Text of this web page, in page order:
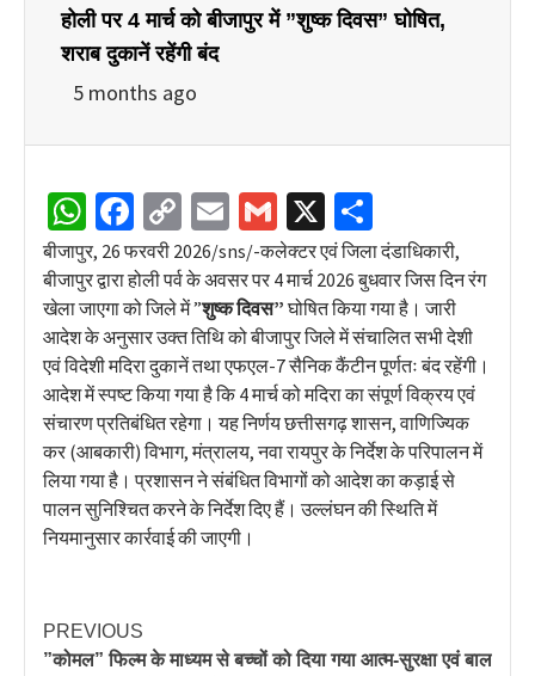
होली पर 4 मार्च को बीजापुर में ”शुष्क दिवस” घोषित,
शराब दुकानें रहेंगी बंद
5 months ago
WhatsApp
Facebook
Copy
Link
EmailGmail
X
बीजापुर, 26 फरवरी 2026/sns/-कलेक्टर एवं जिला दंडाधिकारी,
बीजापुर द्वारा होली पर्व के अवसर पर 4 मार्च 2026 बुधवार जिस दिन रंग
खेला जाएगा को जिले में ”शुष्क दिवस”घोषित किया गया है। जारी
आदेश के अनुसार उक्त तिथि को बीजापुर जिले में संचालित सभी देशी
एवं विदेशी मदिरा दुकानें तथा एफएल-7 सैनिक कैंटीन पूर्णतः बंद रहेंगी।
आदेश में स्पष्ट किया गया है कि 4 मार्च को मदिरा का संपूर्ण विक्रय एवं
संचारण प्रतिबंधित रहेगा। यह निर्णय छत्तीसगढ़ शासन, वाणिज्यिक
कर (आबकारी) विभाग, मंत्रालय, नवा रायपुर के निर्देश के परिपालन में
लिया गया है। प्रशासन ने संबंधित विभागों को आदेश का कड़ाई से
पालन सुनिश्चित करने के निर्देश दिए हैं। उल्लंघन की स्थिति में
नियमानुसार कार्रवाई की जाएगी।
PREVIOUS
”कोमल” फिल्म के माध्यम से बच्चों को दिया गया आत्म-सुरक्षा एवं बाल